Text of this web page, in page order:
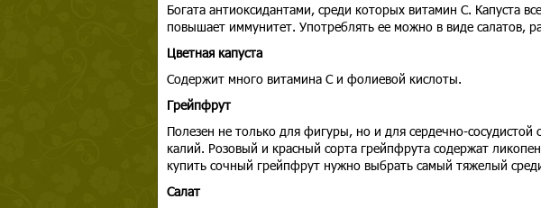
Богата антиоксидантами, среди которых витамин C. Капуста
повышает иммунитет. Употреблять ее можно в виде салатов,
Цветная капуста
Содержит много витамина С и фолиевой кислоты.
Грейпфрут
Полезен не только для фигуры, но и для сердечно-
калий. Розовый и красный сорта грейпфрута содержат
купить сочный грейпфрут нужно выбрать самый тяжелый
Салат